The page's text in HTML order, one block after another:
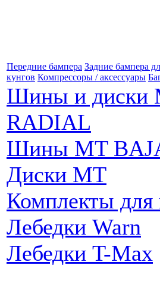
Передние бампера Задние бампера
кунгов Компрессоры / аксессуары
Шины и диски
RADIAL
Шины MT
Диски MT
Комплекты для
Лебедки Warn
Лебедки T-Max